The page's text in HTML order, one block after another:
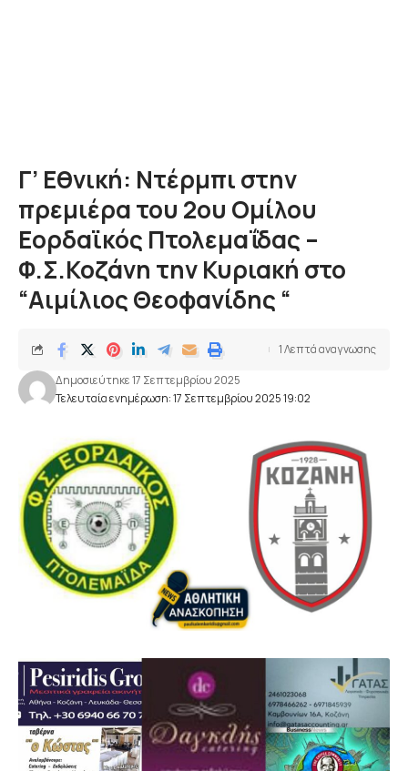
Γ’ Εθνική: Ντέρμπι στην
πρεμιέρα του 2ου Ομίλου
Εορδαϊκός Πτολεμαΐδας –
Φ.Σ.Κοζάνη την Κυριακή στο
“Αιμίλιος Θεοφανίδης “
Τελευταία ενημέρωση: 17 Σεπτεμβρίου 2025 19:02
Δημοσιεύτηκε 17 Σεπτεμβρίου 2025
1 Λεπτά αναγνωσης